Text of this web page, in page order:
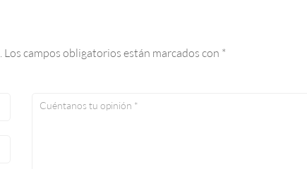
Los campos obligatorios están marcados con *